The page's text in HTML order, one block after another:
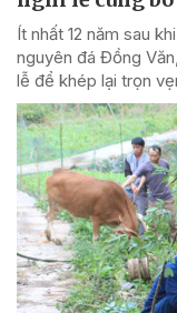
Ít nhất 12 năm sau
nguyên đá Đồng
lễ để khép lại trọn